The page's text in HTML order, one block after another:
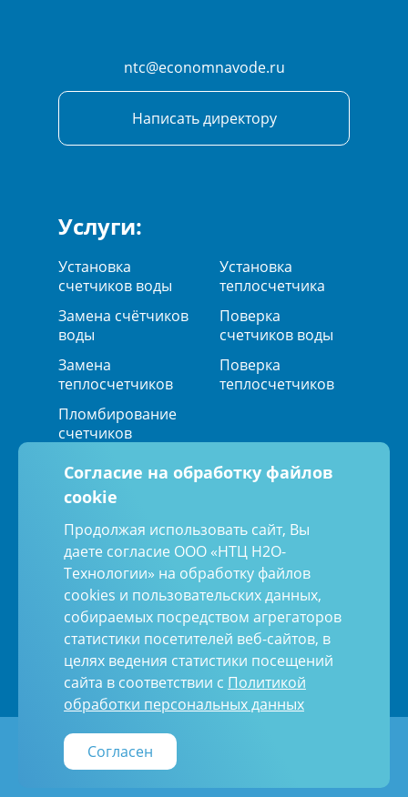
ntc@economnavode.ru
Написать директору
Услуги:
Установка
счетчиков воды
Установка
теплосчетчика
Замена счётчиков
воды
Поверка
счетчиков воды
Замена
теплосчетчиков
Поверка
теплосчетчиков
Пломбирование
счетчиков
Политика обработки персональных
данных
Согласие на обработку персональных
данных
Пользовательское соглашение
© 2000—2026 ООО «НТЦ Н2О-ТЕХНОЛОГИИ» -
Политика конфиденциальности
Согласие на обработку файлов
cookie
Продолжая использовать сайт, Вы
даете согласие ООО «НТЦ Н2О-
Технологии» на обработку файлов
cookies и пользовательских данных,
собираемых посредством агрегаторов
статистики посетителей веб-сайтов, в
целях ведения статистики посещений
сайта в соответствии с Политикой
обработки персональных данных
Согласен